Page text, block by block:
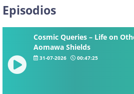
Episodios
Cosmic Queries – Life on
Aomawa Shields
31-07-2026 00:47:25